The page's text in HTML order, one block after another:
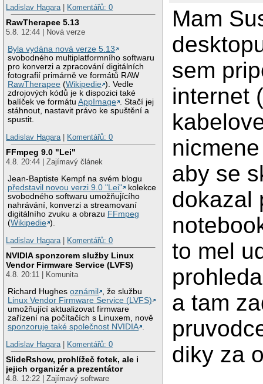
Ladislav Hagara
Komentářů: 0
RawTherapee 5.13
5.8. 12:44 | Nová verze
Byla vydána nová verze 5.13
svobodného multiplatformního softwaru
pro konverzi a zpracování digitálních
fotografií primárně ve formátů RAW
RawTherapee (Wikipedie ). Vedle
zdrojových kódů je k dispozici také
balíček ve formátuAppImage . Stačí jej
stáhnout, nastavit právo ke spuštění a
spustit.
Ladislav Hagara
Komentářů: 0
FFmpeg 9.0 "Lei"
4.8. 20:44 | Zajímavý článek
Jean-Baptiste Kempf na svém blogu
představil novou verzi 9.0 "Lei"
kolekce
svobodného softwaru umožňujícího
nahrávání, konverzi a streamovaní
digitálního zvuku a obrazu FFmpeg
(Wikipedie ).
Ladislav Hagara
Komentářů: 0
NVIDIA sponzorem služby Linux
Vendor Firmware Service (LVFS)
4.8. 20:11 | Komunita
Richard Hughesoznámil
, že službu
Linux Vendor Firmware Service (LVFS)
umožňující aktualizovat firmware
zařízení na počítačích s Linuxem, nově
sponzoruje také společnost NVIDIA .
Ladislav Hagara | Komentářů: 0
SlideRshow, prohlížeč fotek, ale i
jejich organizér a prezentátor
4.8. 12:22 | Zajímavý software
Mam
sem
internet
aby se
dokazal
to mel
a tam
diky za